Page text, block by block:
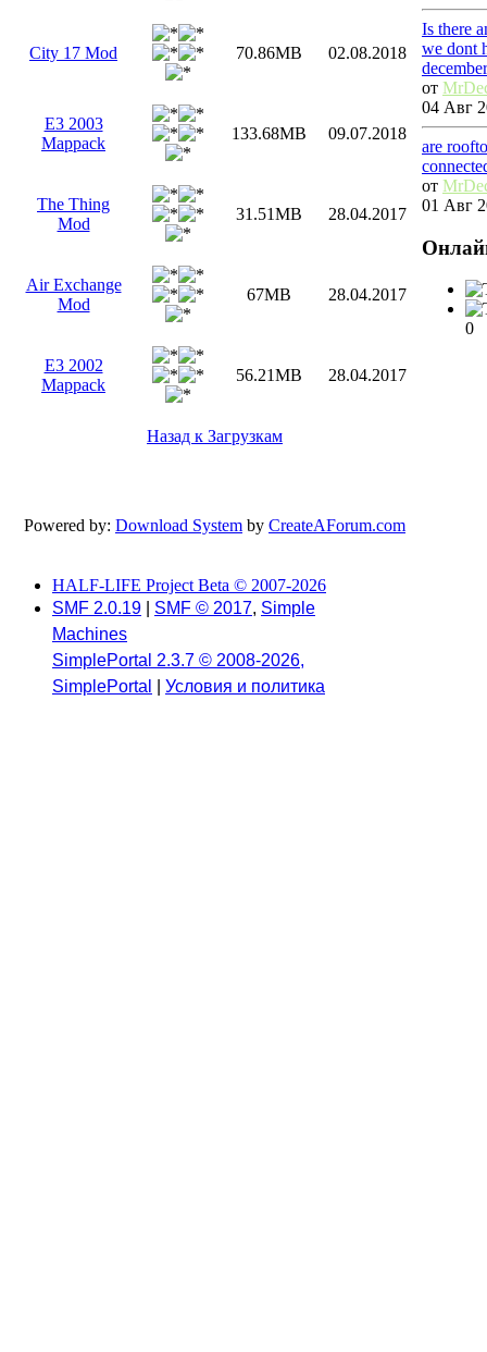
City 17 Mod 70.86MB 02.08.2018
E3 2003
Mappack
133.68MB 09.07.2018
The Thing
Mod
31.51MB 28.04.2017
Air Exchange
Mod
67MB 28.04.2017
E3 2002
Mappack
56.21MB 28.04.2017
Назад к Загрузкам
Powered by: Download System by CreateAForum.com
Is there
we dont
от
04 Авг
are
от
01 Авг
0
HALF-LIFE Project Beta © 2007-2026
SMF 2.0.19
SMF © 2017, Simple
Machines
SimplePortal 2.3.7 © 2008-2026,
SimplePortal
Условия и политика